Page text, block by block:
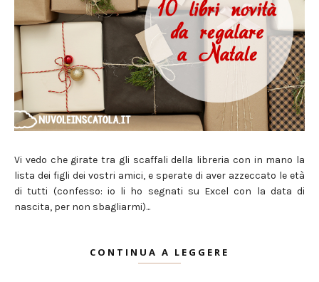
Vi vedo che girate tra gli scaffali della libreria con in mano la
lista dei figli dei vostri amici, e sperate di aver azzeccato le età
di tutti (confesso: io li ho segnati su Excel con la data di
nascita, per non sbagliarmi)...
CONTINUA A LEGGERE